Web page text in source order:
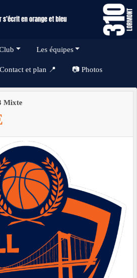
Les équipes
et plan 📍 📷 Photos
Mixte